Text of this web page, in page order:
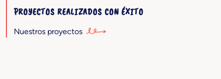
PROYECTOS REALIZADOS CON ÉXITO
Nuestros proyectos